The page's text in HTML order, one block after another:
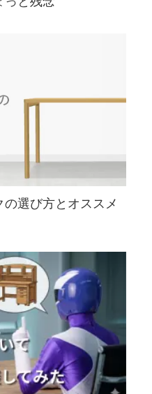
選び方とオススメ